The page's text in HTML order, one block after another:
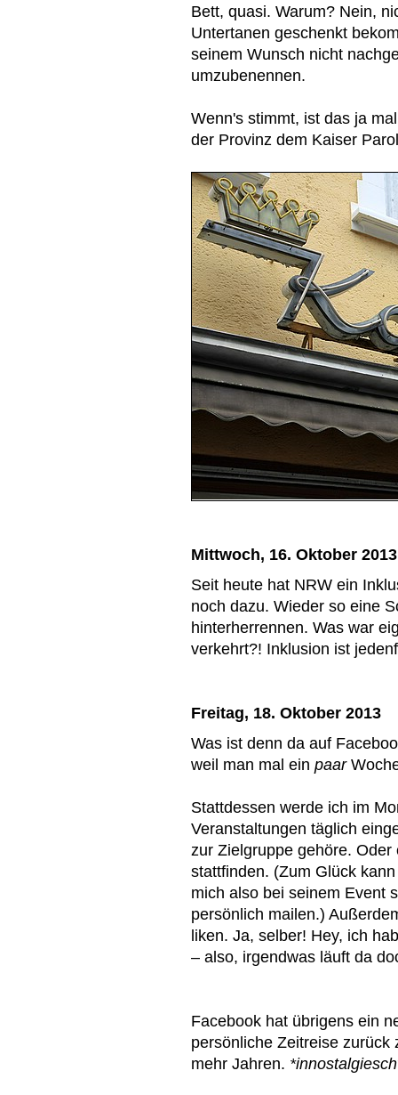
Bett, quasi. Warum? Nein,
Untertanen geschenkt
seinem Wunsch nicht
umzubenennen.
Wenn's stimmt, ist das ja
der Provinz dem Kaiser
Mittwoch, 16. Oktober 2013
Seit heute hat NRW ein
noch dazu. Wieder so eine
hinterherrennen. Was war
verkehrt?! Inklusion ist
Freitag, 18. Oktober 2013
Was ist denn da auf
weil man mal ein paar
Stattdessen werde ich im
Veranstaltungen täglich
zur Zielgruppe gehöre.
stattfinden. (Zum Glück
mich also bei seinem Event
persönlich mailen.)
liken. Ja, selber! Hey, ich
– also, irgendwas läuft da
Facebook hat übrigens ein
persönliche Zeitreise
mehr Jahren.